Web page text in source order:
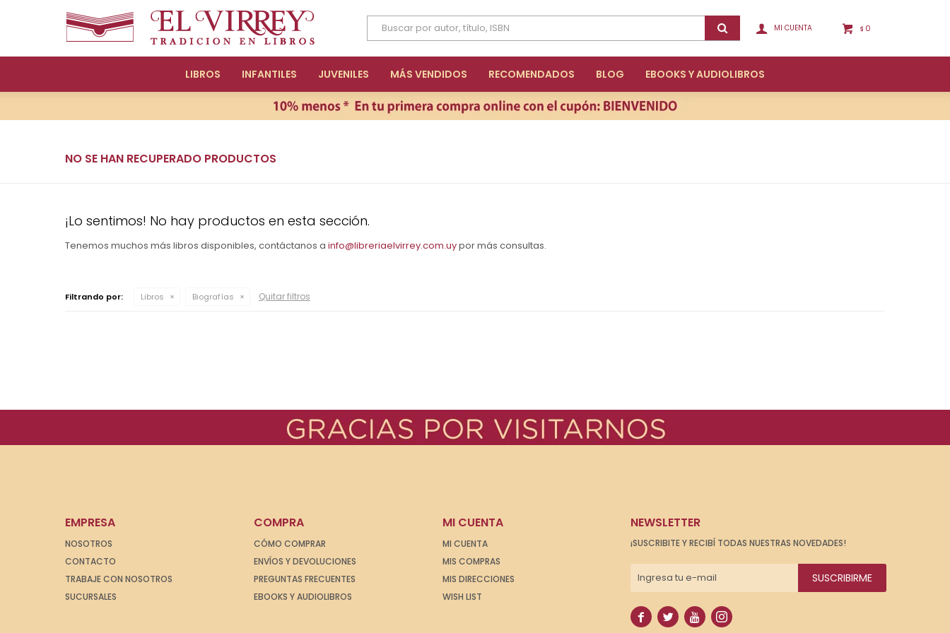
LIBROS INFANTILES JUVENILES MÁS VENDIDOS RECOMENDADOS BLOG EBOOKS Y AUDIOLIBROS
$ 0
NO SE HAN RECUPERADO PRODUCTOS
¡Lo sentimos! No hay productos en esta sección.
Tenemos muchos más libros disponibles, contáctanos a info@libreriaelvirrey.com.uypor más consultas.
Filtrando por: Libros Biografías Quitar filtros
EMPRESA
NOSOTROS
CONTACTO
TRABAJE CON NOSOTROS
SUCURSALES
COMPRA
CÓMO COMPRAR
ENVÍOS Y DEVOLUCIONES
PREGUNTAS FRECUENTES
EBOOKS Y AUDIOLIBROS
MI CUENTA
MI CUENTA
MIS COMPRAS
MIS DIRECCIONES
WISH LIST
NEWSLETTER
¡SUSCRIBITE Y RECIBÍ TODAS NUESTRAS NOVEDADES!
SUSCRIBIRME
   